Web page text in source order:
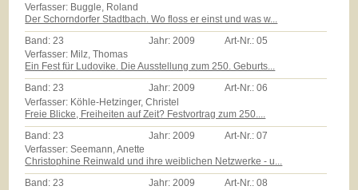
Verfasser: Buggle, Roland
Der Schorndorfer Stadtbach. Wo floss er einst und was w...
Band:23 Jahr:2009 Art-Nr.:05
Verfasser: Milz, Thomas
Ein Fest für Ludovike. Die Ausstellung zum 250. Geburts...
Band:23 Jahr:2009 Art-Nr.:06
Verfasser: Köhle-Hetzinger, Christel
Freie Blicke, Freiheiten auf Zeit? Festvortrag zum 250....
Band: 23 Jahr: 2009 Art-Nr.:07
Verfasser: Seemann, Anette
Christophine Reinwald und ihre weiblichen Netzwerke - u...
Band:23 Jahr:2009 Art-Nr.:08